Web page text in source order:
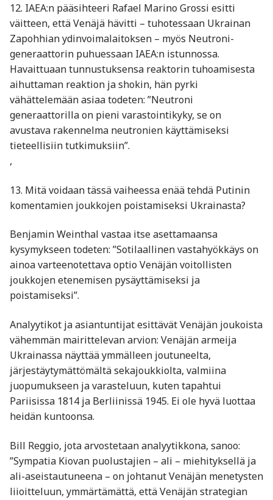
12. IAEA:n pääsihteeri Rafael Marino Grossi esitti
väitteen, että Venäjä hävitti – tuhotessaan Ukrainan
Zapohhian ydinvoimalaitoksen – myös Neutroni-
generaattorin puhuessaan IAEA:n istunnossa.
Havaittuaan tunnustuksensa reaktorin tuhoamisesta
aihuttaman reaktion ja shokin, hän pyrki
vähättelemään asiaa todeten: ”Neutroni
generaattorilla on pieni varastointikyky, se on
avustava rakennelma neutronien käyttämiseksi
tieteellisiin tutkimuksiin”.
,
13. Mitä voidaan tässä vaiheessa enää tehdä Putinin
komentamien joukkojen poistamiseksi Ukrainasta?
Benjamin Weinthal vastaa itse asettamaansa
kysymykseen todeten: ”Sotilaallinen vastahyökkäys on
ainoa varteenotettava optio Venäjän voitollisten
joukkojen etenemisen pysäyttämiseksi ja
poistamiseksi”.
Analyytikot ja asiantuntijat esittävät Venäjän joukoista
vähemmän mairittelevan arvion: Venäjän armeija
Ukrainassa näyttää ymmälleen joutuneelta,
järjestäytymättömältä sekajoukkiolta, valmiina
juopumukseen ja varasteluun, kuten tapahtui
Pariisissa 1814 ja Berliinissä 1945. Ei ole hyvä luottaa
heidän kuntoonsa.
Bill Reggio, jota arvostetaan analyytikkona, sanoo:
”Sympatia Kiovan puolustajien – ali – miehityksellä ja
ali-aseistautuneena – on johtanut Venäjän menetysten
liioitteluun, ymmärtämättä, että Venäjän strategian